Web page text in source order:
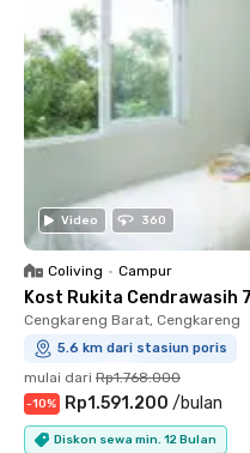
Video 360
Coliving • Campur
Kost Rukita Cendrawasih
Cengkareng Barat, Cengkareng
5.6 km dari stasiun poris
mulai dari Rp1.768.000
-10% Rp1.591.200 /bulan
Diskon sewa min. 12 Bulan